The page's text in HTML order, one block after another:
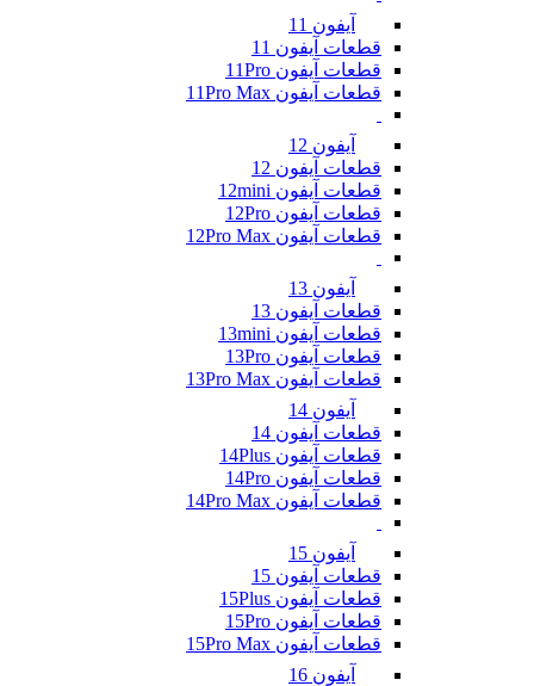
آیفون 11
قطعات آیفون 11
قطعات آیفون 11Pro
قطعات آیفون 11Pro Max
آیفون 12
قطعات آیفون 12
قطعات آیفون 12mini
قطعات آیفون 12Pro
قطعات آیفون 12Pro Max
آیفون 13
قطعات آیفون 13
قطعات آیفون 13mini
قطعات آیفون 13Pro
قطعات آیفون 13Pro Max
آیفون 14
قطعات آیفون 14
قطعات آیفون 14Plus
قطعات آیفون 14Pro
قطعات آیفون 14Pro Max
آیفون 15
قطعات آیفون 15
قطعات آیفون 15Plus
قطعات آیفون 15Pro
قطعات آیفون 15Pro Max
آیفون 16